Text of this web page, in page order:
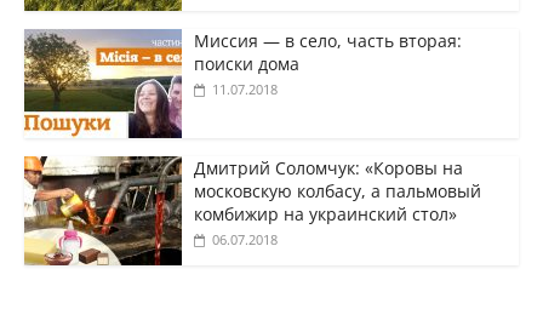
Миссия — в село, часть вторая:
поиски дома
11.07.2018
Дмитрий Соломчук: «Коровы на
московскую колбасу, а пальмовый
комбижир на украинский стол»
06.07.2018